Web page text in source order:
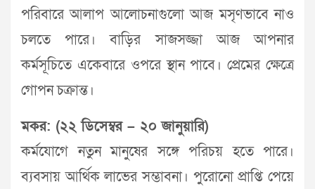
পরিবারে আলাপ আলোচনাগুলো আজ মসৃণভাবে নাও
চলতে পারে। বাড়ির সাজসজ্জা আজ আপনার
কর্মসূচিতে একেবারে ওপরে স্থান পাবে। প্রেমের ক্ষেত্রে
গোপন চক্রান্ত।
মকর: (২২ ডিসেম্বর – ২০ জানুয়ারি)
কর্মযোগে নতুন মানুষের সঙ্গে পরিচয় হতে পারে।
ব্যবসায় আর্থিক লাভের সম্ভাবনা। পুরোনো প্রাপ্তি পেয়ে